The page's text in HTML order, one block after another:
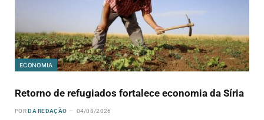
ECONOMIA
Retorno de refugiados fortalece economia da Síria
POR DA REDAÇÃO 04/08/2026